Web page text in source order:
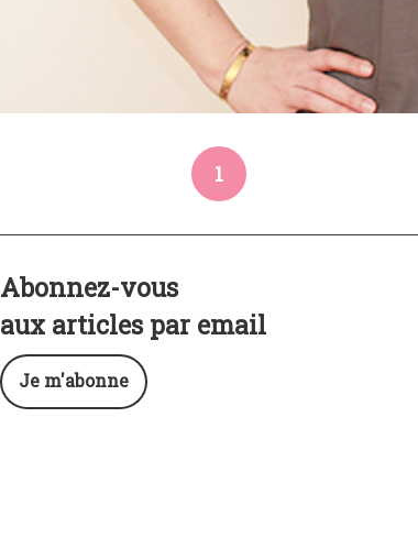
1
Abonnez-vous
aux articles par email
Je m'abonne